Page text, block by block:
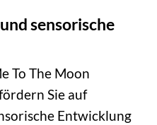
sensorische
To The Moon
Sie auf
Entwicklung